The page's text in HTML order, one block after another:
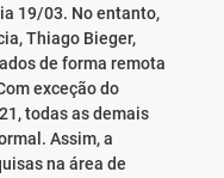
19/03. No entanto,
Thiago Bieger,
de forma remota
exceção do
todas as demais
Assim, a
na área de